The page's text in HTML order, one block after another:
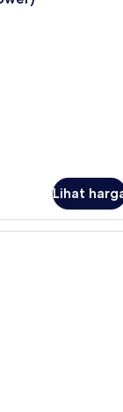
Lihat
50-inci dengan saluran